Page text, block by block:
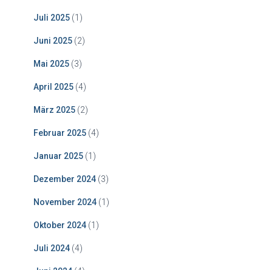
Juli 2025 (1)
Juni 2025 (2)
Mai 2025 (3)
April 2025 (4)
März 2025 (2)
Februar 2025 (4)
Januar 2025 (1)
Dezember 2024 (3)
November 2024 (1)
Oktober 2024 (1)
Juli 2024 (4)